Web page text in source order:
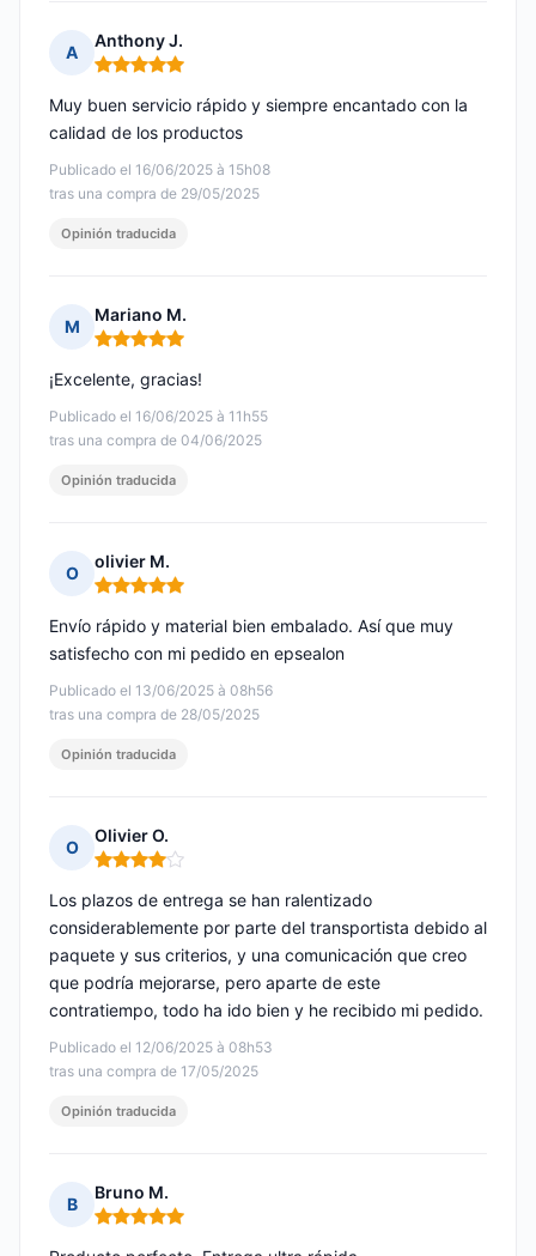
A
Anthony J.
Nota: 5 de 5
Publicado el 16/06/2025 à 15h08
tras una compra de 29/05/2025
Muy buen servicio rápido y siempre encantado con la
calidad de los productos
Opinión traducida
M
Mariano M.
Nota: 5 de 5
Publicado el 16/06/2025 à 11h55
tras una compra de 04/06/2025
¡Excelente, gracias!
Opinión traducida
O
olivier M.
Nota: 5 de 5
Publicado el 13/06/2025 à 08h56
tras una compra de 28/05/2025
Envío rápido y material bien embalado. Así que muy
satisfecho con mi pedido en epsealon
Opinión traducida
O
Olivier O.
Nota: 4 de 5
Publicado el 12/06/2025 à 08h53
tras una compra de 17/05/2025
Los plazos de entrega se han ralentizado
considerablemente por parte del transportista debido al
paquete y sus criterios, y una comunicación que creo
que podría mejorarse, pero aparte de este
contratiempo, todo ha ido bien y he recibido mi pedido.
Opinión traducida
B
Bruno M.
Nota: 5 de 5